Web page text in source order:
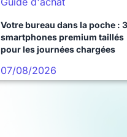
Votre bureau dans la poche : 3
smartphones premium taillés
pour les journées chargées
07/08/2026